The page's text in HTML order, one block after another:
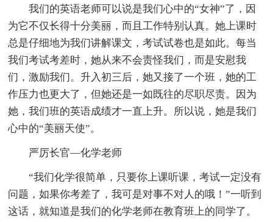
我们的英语老师可以说是我们心中的“女神”了，因
为它不仅长得十分美丽，而且工作特别认真。她上课时
总是仔细地为我们讲解课文，考试试卷也是如此。每当
我们考试考差时，她从来不会责怪我们，而是安慰我
们，激励我们。升入初三后，她又接了一个班，她的工
作压力也更大了，但她还是一如既往的尽职尽责。因为
她，我们班的英语成绩才一直上升。所以说，她是我们
心中的“美丽天使”。
严厉长官—化学老师
“我们化学很简单，只要你上课听课，考试一定没有
问题，如果你考差了，我可是对事不对人的哦！”一听到
这话，就知道是我们的化学老师在教育班上的同学了。